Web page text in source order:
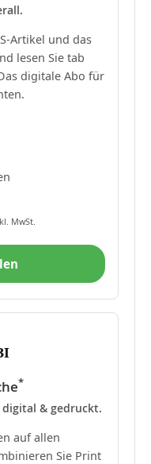
Artikel und das
lesen Sie tab
digitale Abo für
MwSt.
*
& gedruckt.
auf allen
Sie Print